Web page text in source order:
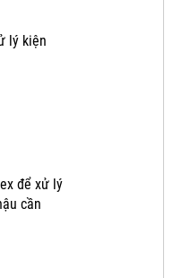
lý kiện
để xử lý
cần